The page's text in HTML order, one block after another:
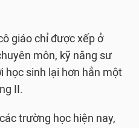
giáo chỉ được xếp ở
môn, kỹ năng sư
học sinh lại hơn hẳn một
II.
trường học hiện nay,